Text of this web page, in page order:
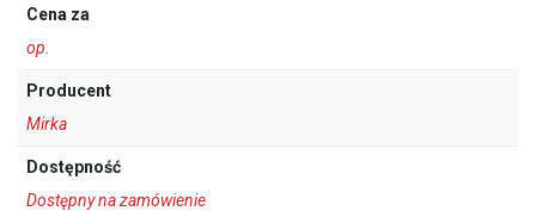
Cena za
op.
Producent
Mirka
Dostępność
Dostępny na zamówienie